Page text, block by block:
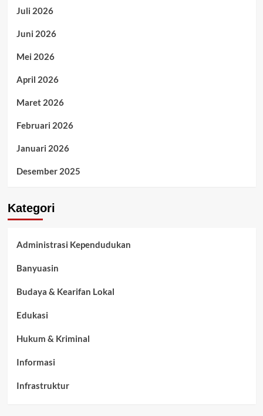
Juli 2026
Juni 2026
Mei 2026
April 2026
Maret 2026
Februari 2026
Januari 2026
Desember 2025
Kategori
Administrasi Kependudukan
Banyuasin
Budaya & Kearifan Lokal
Edukasi
Hukum & Kriminal
Informasi
Infrastruktur